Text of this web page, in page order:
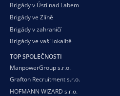
Brigády v Ústí nad Labem
Brigády ve Zlíně
Brigády v zahraničí
Brigády ve vaší lokalitě
TOP SPOLEČNOSTI
ManpowerGroup s.r.o.
Grafton Recruitment s.r.o.
HOFMANN WIZARD s.r.o.